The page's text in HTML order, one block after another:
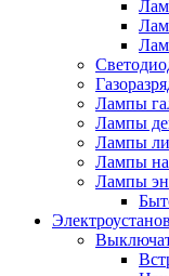
Лампы
Лампы
Лампы
Лампы
Лампы